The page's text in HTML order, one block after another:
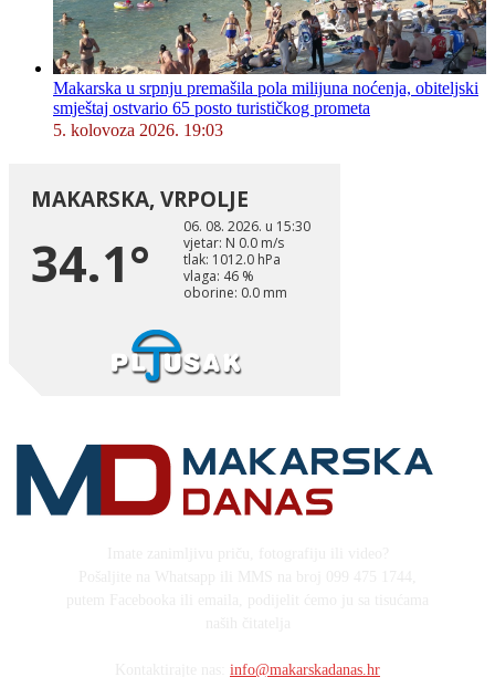
Makarska u srpnju premašila pola milijuna noćenja, obiteljski
smještaj ostvario 65 posto turističkog prometa
5. kolovoza 2026. 19:03
info@makarskadanas.hr